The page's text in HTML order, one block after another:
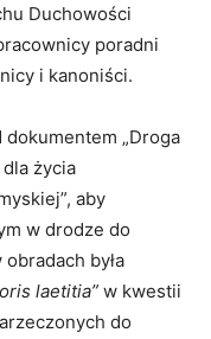
Duchowości
poradni
i kanoniści.
„Droga
życia
aby
w drodze do
była
laetitia” w kwestii
do